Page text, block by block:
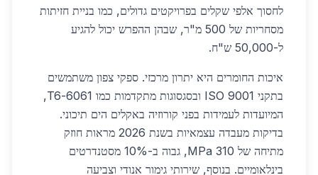
לחסוך אלפי שקלים בפרויקטים גדולים, כמו בניית חזיתות
מסחריות של 500 מ"ר, שבהן ההפרש יכול להגיע
ל-50,000 ש"ח.
איכות החומרים היא יתרון מרכזי. ספקי צפון משתמשים
בתקני ISO 9001 ובסגסוגות מתקדמות כמו 6061-T6,
המיועדות לעמידות בפני קורוזיה באקלים הים תיכוני.
בדיקות מעבדה עצמאיות בשנת 2026 מראות חוזק
מתיחה של 310 MPa, גבוה ב-10% מסטנדרטים
בינלאומיים. בנוסף, שירותי גימור אנודי וצביעה